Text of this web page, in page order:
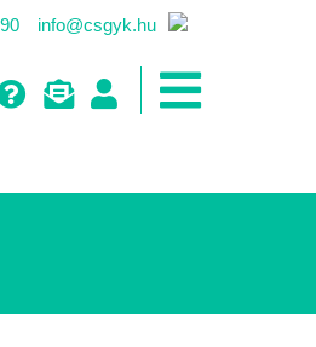
info@csgyk.hu